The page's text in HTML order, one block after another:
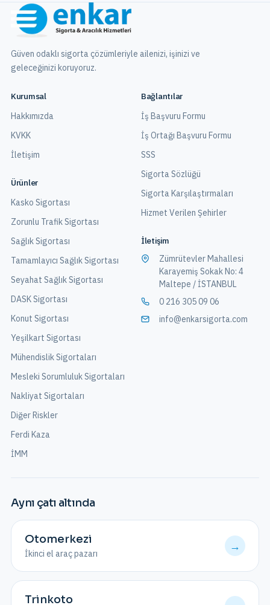
Güven odaklı sigorta çözümleriyle ailenizi, işinizi ve
geleceğinizi koruyoruz.
Kurumsal
Hakkımızda
KVKK
İletişim
Ürünler
Kasko Sigortası
Zorunlu Trafik Sigortası
Sağlık Sigortası
Tamamlayıcı Sağlık Sigortası
Seyahat Sağlık Sigortası
DASK Sigortası
Konut Sigortası
Yeşilkart Sigortası
Mühendislik Sigortaları
Mesleki Sorumluluk Sigortaları
Nakliyat Sigortaları
Diğer Riskler
Ferdi Kaza
İMM
Bağlantılar
İş Başvuru Formu
İş Ortağı Başvuru Formu
SSS
Sigorta Sözlüğü
Sigorta Karşılaştırmaları
Hizmet Verilen Şehirler
İletişim
Zümrütevler Mahallesi
Karayemiş Sokak No: 4
Maltepe / İSTANBUL
0 216 305 09 06
info@enkarsigorta.com
Aynı çatı altında
Otomerkezi
İkinci el araç pazarı
→
Trinkoto